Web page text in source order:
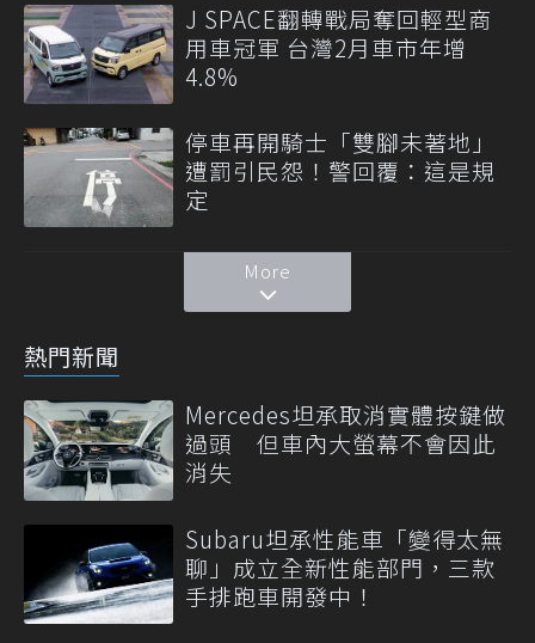
J SPACE翻轉戰局奪回輕型商
用車冠軍 台灣2月車市年增
4.8%
停車再開騎士「雙腳未著地」
遭罰引民怨！警回覆：這是規
定
More
熱門新聞
Mercedes坦承取消實體按鍵做
過頭 但車內大螢幕不會因此
消失
Subaru坦承性能車「變得太無
聊」成立全新性能部門，三款
手排跑車開發中！